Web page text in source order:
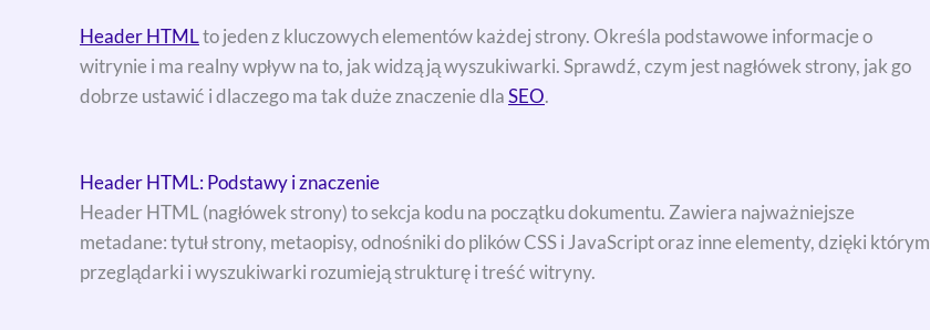
Header HTMLto jeden z kluczowych elementów każdej strony. Określa podstawowe informacje o
witrynie i ma realny wpływ na to, jak widzą ją wyszukiwarki. Sprawdź, czym jest nagłówek strony, jak go
dobrze ustawić i dlaczego ma tak duże znaczenie dlaSEO.
Header HTML: Podstawy i znaczenie
Header HTML (nagłówek strony) to sekcja kodu na początku dokumentu. Zawiera najważniejsze
metadane: tytuł strony, metaopisy, odnośniki do plików CSS i JavaScript oraz inne elementy, dzięki którym
przeglądarki i wyszukiwarki rozumieją strukturę i treść witryny.